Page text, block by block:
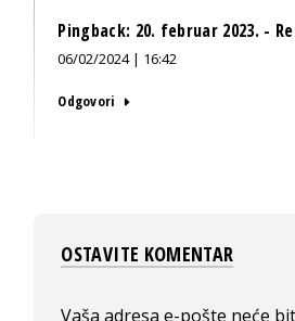
Pingback: 20. februar 2023. -
06/02/2024 | 16:42
Odgovori
OSTAVITE KOMENTAR
Vaša adresa e-pošte neće